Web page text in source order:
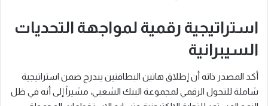
استراتيجية رقمية لمواجهة التحديات
السيبرانية
أكد المصدر ذاته أن إطلاق هاتين البطاقتين يندرج ضمن استراتيجية
شاملة للتحول الرقمي لمجموعة البنك الشعبي، مشيراً إلى أنه في ظل